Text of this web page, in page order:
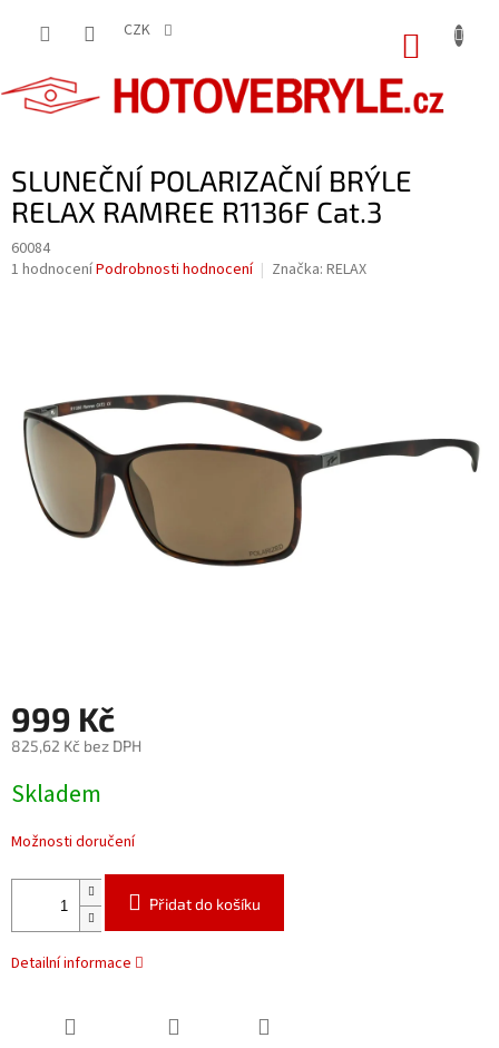
CZK
SLUNEČNÍ POLARIZAČNÍ BRÝLE
RELAX RAMREE R1136F Cat.3
60084
Průměrné
hvězdiček.
1 hodnoceníPodrobnosti hodnocení Značka: RELAX
999 Kč
825,62 Kč bez DPH
cena:
Skladem
Možnosti doručení
Přidat do košíku
Detailní informace